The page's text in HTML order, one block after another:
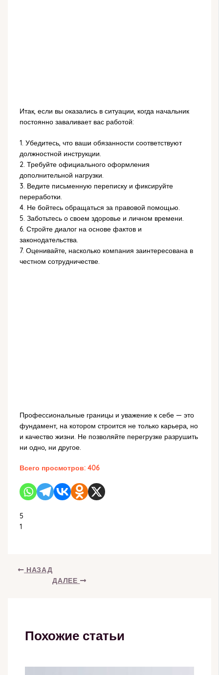
Итак, если вы оказались в ситуации, когда начальник
постоянно заваливает вас работой:
1. Убедитесь, что ваши обязанности соответствуют
должностной инструкции.
2. Требуйте официального оформления
дополнительной нагрузки.
3. Ведите письменную переписку и фиксируйте
переработки.
4. Не бойтесь обращаться за правовой помощью.
5. Заботьтесь о своем здоровье и личном времени.
6. Стройте диалог на основе фактов и
законодательства.
7. Оценивайте, насколько компания заинтересована в
честном сотрудничестве.
Профессиональные границы и уважение к себе — это
фундамент, на котором строится не только карьера, но
и качество жизни. Не позволяйте перегрузке разрушить
ни одно, ни другое.
Всего просмотров: 406
5
1
НАЗАД
ДАЛЕЕ
Похожие статьи